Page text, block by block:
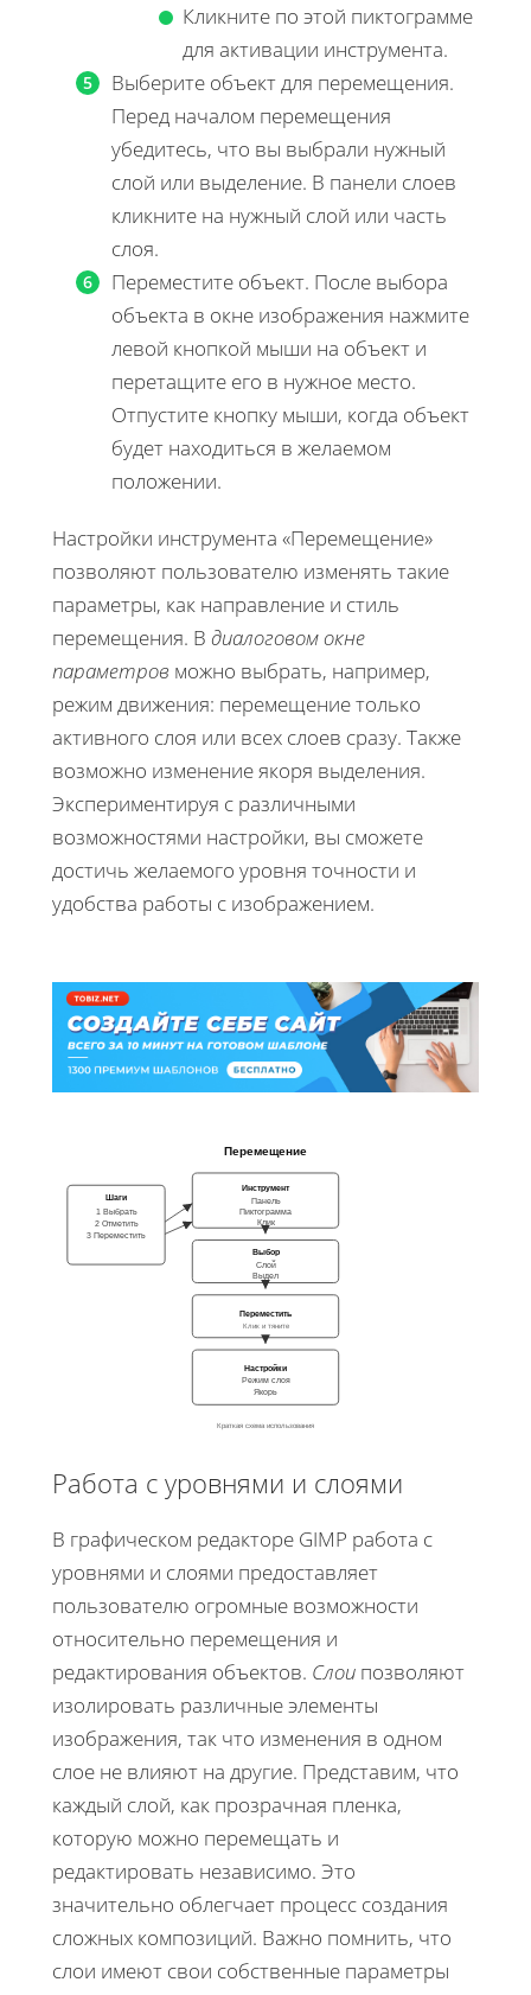
Кликните по этой пиктограмме
для активации инструмента.
Выберите объект для перемещения.
Перед началом перемещения
убедитесь, что вы выбрали нужный
слой или выделение. В панели слоев
кликните на нужный слой или часть
слоя.
Переместите объект. После выбора
объекта в окне изображения нажмите
левой кнопкой мыши на объект и
перетащите его в нужное место.
Отпустите кнопку мыши, когда объект
будет находиться в желаемом
положении.
Настройки инструмента «Перемещение»
позволяют пользователю изменять такие
параметры, как направление и стиль
перемещения. В диалоговом окне
параметров можно выбрать, например,
режим движения: перемещение только
активного слоя или всех слоев сразу. Также
возможно изменение якоря выделения.
Экспериментируя с различными
возможностями настройки, вы сможете
достичь желаемого уровня точности и
удобства работы с изображением.
Перемещение
Инструмент
Панель
Пиктограмма
Клик
Выбор
Слой
Выдел
Переместить
Клик и тяните
Настройки
Режим слоя
Якорь
Шаги
1 Выбрать
2 Отметить
3 Переместить
Краткая схема использования
Работа с уровнями и слоями
В графическом редакторе GIMP работа с
уровнями и слоями предоставляет
пользователю огромные возможности
относительно перемещения и
редактирования объектов. Слои позволяют
изолировать различные элементы
изображения, так что изменения в одном
слое не влияют на другие. Представим, что
каждый слой, как прозрачная пленка,
которую можно перемещать и
редактировать независимо. Это
значительно облегчает процесс создания
сложных композиций. Важно помнить, что
слои имеют свои собственные параметры